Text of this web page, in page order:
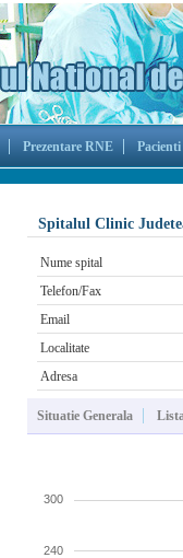
Prezentare RNE Pacienti
Spitalul Clinic
Nume spital
Telefon/Fax
Email
Localitate
Adresa
Situatie Generala
240
300